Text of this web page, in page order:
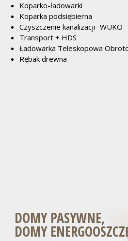
Koparko-ładowarki
Koparka podsiębierna
Czyszczenie kanalizacji- WUKO
Transport + HDS
Ładowarka Teleskopowa
Rębak drewna
DOMY PASYWNE,
DOMY